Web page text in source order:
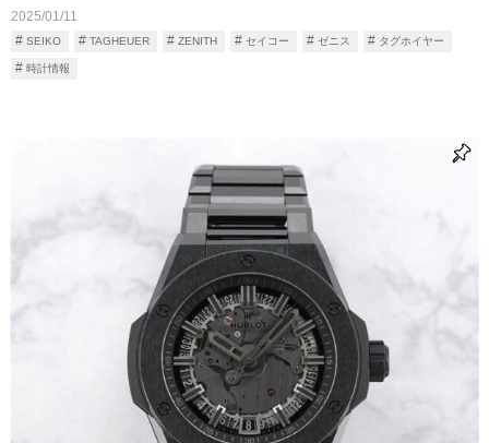
2025/01/11
SEIKO TAGHEUER ZENITH セイコー ゼニス タグホイヤー
時計情報